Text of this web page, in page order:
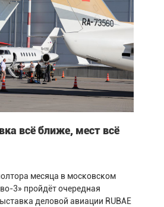
всё ближе, мест всё
месяца в московском
3» пройдёт очередная
деловой авиации RUBAE